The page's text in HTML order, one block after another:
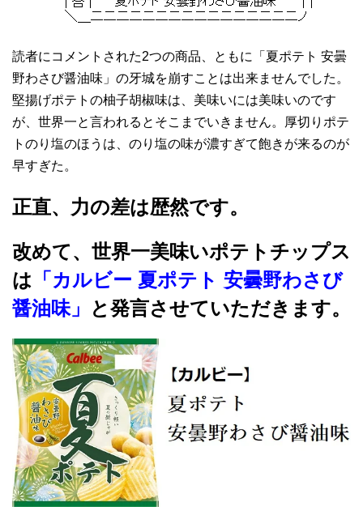
読者にコメントされた2つの商品、ともに「夏ポテト 安曇
野わさび醤油味」の牙城を崩すことは出来ませんでした。
堅揚げポテトの柚子胡椒味は、美味いには美味いのです
が、世界一と言われるとそこまでいきません。厚切りポテ
トのり塩のほうは、のり塩の味が濃すぎて飽きが来るのが
早すぎた。
正直、力の差は歴然です。
改めて、世界一美味いポテトチップス
は 「カルビー 夏ポテト 安曇野わさび
醤油味」
と発言させていただきます。